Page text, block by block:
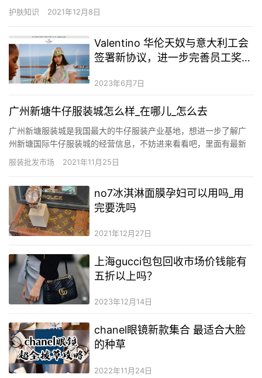
为香水广告中的女主角？ 因为她看起来像是全世界最幸福的女人，
天使脸孔、魔鬼身材，重点是，当她一喷上那神奇的香水，高大俊
护肤知识 2021年12月8日
Valentino 华伦天奴与意大利工会
签署新协议，进一步完善员工奖励
2023年6月7日
广州新塘牛仔服装城怎么样_在哪儿_怎么去
广州新塘服装城是我国最大的牛仔服装产业基地，想进一步了解广
州新塘国际牛仔服装城的经营信息，不妨进来看看吧，里面有最新
的广州新塘国际牛仔服装城地在哪儿、联系方式、怎么去以及进货
指南。分享给大家一个网站—搜档网（客服微信dangkou66）上面
档…
服装批发市场 2021年11月25日
no7冰淇淋面膜孕妇可以用吗_用
完要洗吗
2021年12月27日
上海gucci包包回收市场价钱能有
五折以上吗？
2023年12月14日
chanel眼镜新款集合 最适合大脸
的种草
2022年11月24日